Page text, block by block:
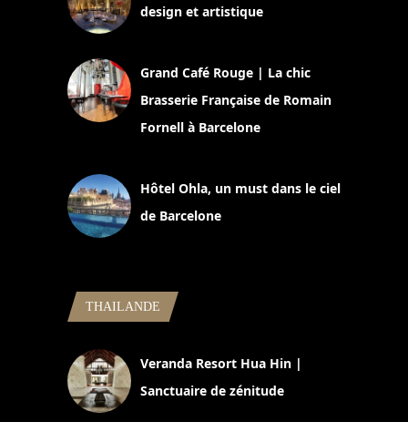
design et artistique
Grand Café Rouge | La chic
Brasserie Française de Romain
Fornell à Barcelone
Hôtel Ohla, un must dans le ciel
de Barcelone
THAILANDE
Veranda Resort Hua Hin |
Sanctuaire de zénitude